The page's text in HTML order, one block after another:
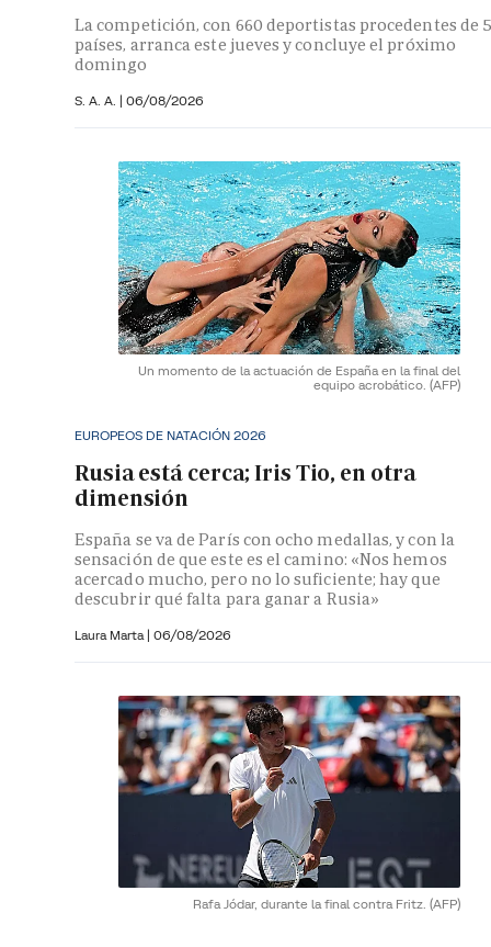
La competición, con 660 deportistas procedentes de
países, arranca este jueves y concluye el próximo
domingo
S. A. A. | 06/08/2026
Un momento de la actuación de España en la final del
equipo acrobático. (AFP)
EUROPEOS DE NATACIÓN 2026
Rusia está cerca; Iris Tio, en otra
dimensión
España se va de París con ocho medallas, y con la
sensación de que este es el camino: «Nos hemos
acercado mucho, pero no lo suficiente; hay que
descubrir qué falta para ganar a Rusia»
Laura Marta | 06/08/2026
Rafa Jódar, durante la final contra Fritz. (AFP)